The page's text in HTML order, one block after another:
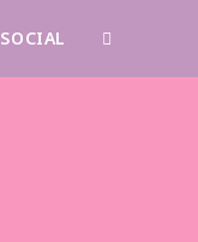
SOCIALContact